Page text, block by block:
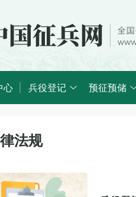
心 兵役登记 预征预储
法规